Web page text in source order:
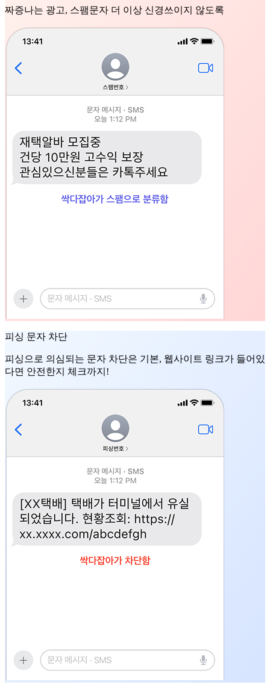
짜증나는 광고, 스팸문자 더 이상 신경쓰이지 않도록
피싱 문자 차단
피싱으로 의심되는 문자 차단은 기본, 웹사이트 링크가 들어있
다면 안전한지 체크까지!